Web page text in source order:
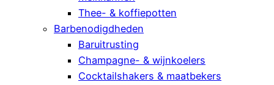
Thee- & koffiepotten
Barbenodigdheden
Baruitrusting
Champagne- & wijnkoelers
Cocktailshakers & maatbekers